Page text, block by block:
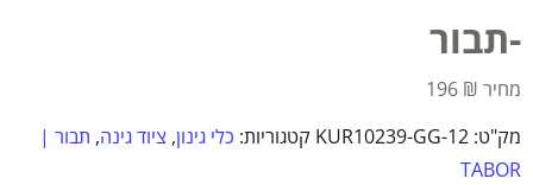
-תבור
196 ₪
מק"ט: KUR10239-GG-12 קטגוריות: כלי גינון, ציוד גינה, תבור |
TABOR